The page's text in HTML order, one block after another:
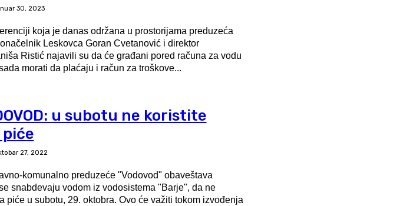
30, 2023
koja je danas održana u prostorijama preduzeća
Leskovca Goran Cvetanović i direktor
Ristić najavili su da će građani pored računa za vodu
morati da plaćaju i račun za troškove...
u subotu ne koristite
27, 2022
komunalno preduzeće "Vodovod" obaveštava
snabdevaju vodom iz vodosistema "Barje", da ne
29. oktobra. Ovo će važiti tokom izvođenja